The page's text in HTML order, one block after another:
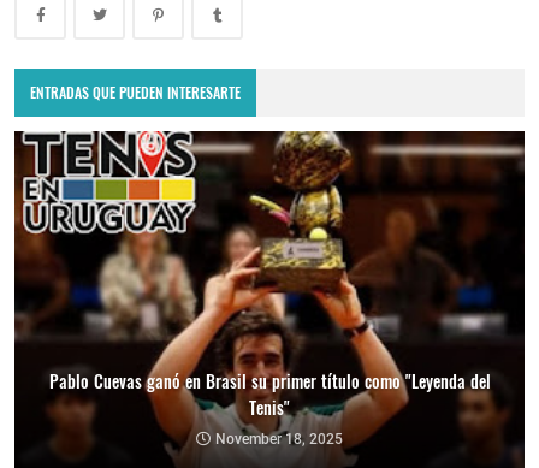
ENTRADAS QUE PUEDEN INTERESARTE
Pablo Cuevas ganó en Brasil su primer título como "Leyenda del
Tenis"
November 18, 2025
Copa Davis 2024: Uruguay enfrentará a Bolivia como visitante por
el Grupo Mundial II